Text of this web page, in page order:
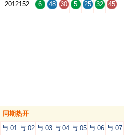
2012152 6 48 30 5 25 32 45
同期热开
与 01 与 02 与 03 与 04 与 05 与 06 与 07